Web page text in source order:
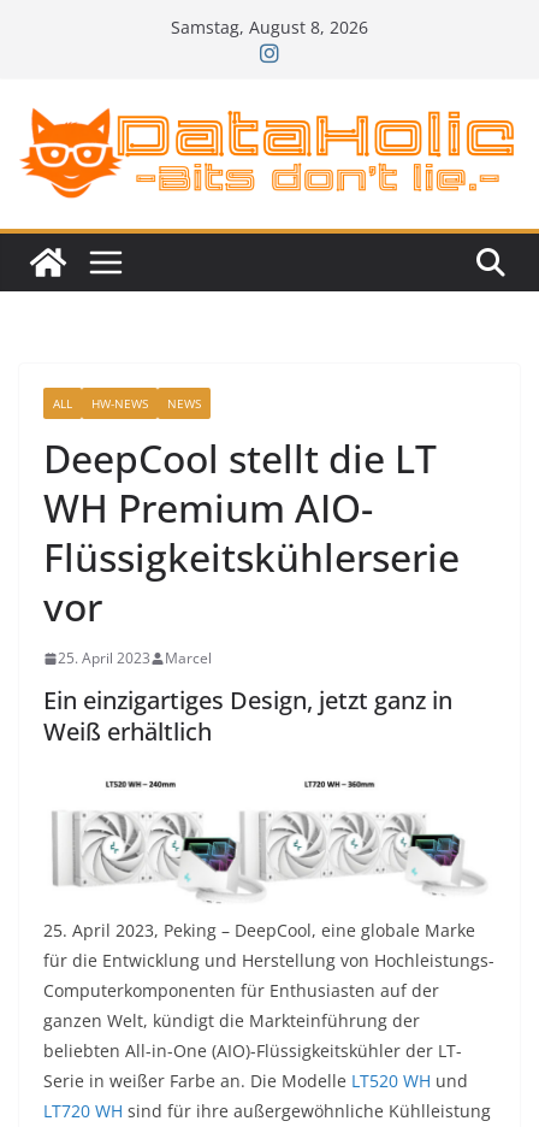
Samstag, August 8, 2026
ALL HW-NEWS NEWS
DeepCool stellt die LT
WH Premium AIO-
Flüssigkeitskühlerserie
vor
25. April 2023 Marcel
Ein einzigartiges Design, jetzt ganz in
Weiß erhältlich
25. April 2023, Peking – DeepCool, eine globale Marke
für die Entwicklung und Herstellung von Hochleistungs-
Computerkomponenten für Enthusiasten auf der
ganzen Welt, kündigt die Markteinführung der
beliebten All-in-One (AIO)-Flüssigkeitskühler der LT-
Serie in weißer Farbe an. Die Modelle LT520 WH und
LT720 WH sind für ihre außergewöhnliche Kühlleistung